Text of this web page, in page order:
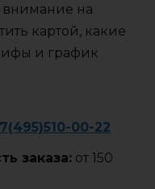
внимание на
картой, какие
и график
00-22
заказа: от 150